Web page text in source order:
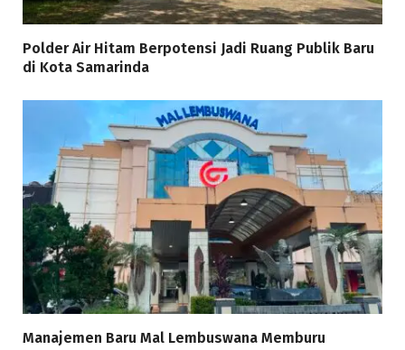
Polder Air Hitam Berpotensi Jadi Ruang Publik Baru
di Kota Samarinda
Manajemen Baru Mal Lembuswana Memburu